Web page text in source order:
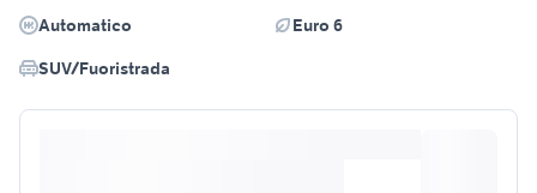
Automatico
Euro 6
SUV/Fuoristrada